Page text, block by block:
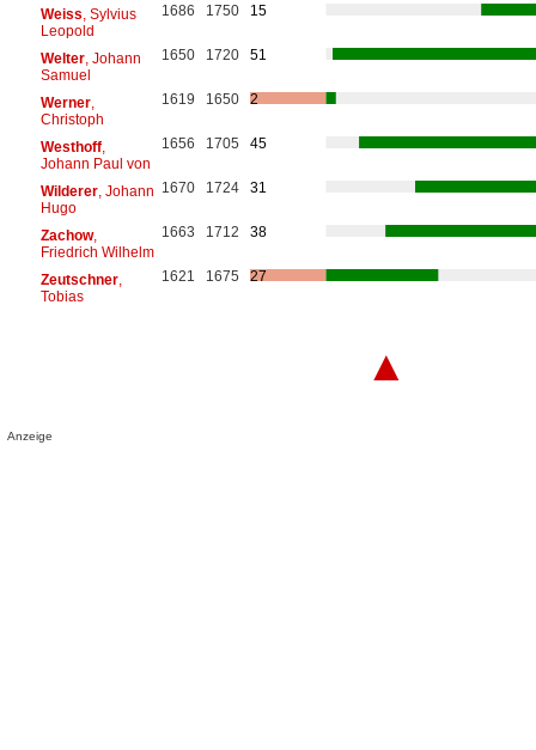
Weiss , Sylvius
Leopold
1686 1750 15
Welter, Johann
Samuel
1650 1720 51
Werner,
Christoph
1619 1650 2
Westhoff,
Johann Paul von
1656 1705 45
Wilderer, Johann
Hugo
1670 1724 31
Zachow,
Friedrich Wilhelm
1663 1712 38
Zeutschner,
Tobias
1621 1675 27
▲
Anzeige